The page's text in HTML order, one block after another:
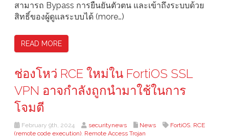
สามารถ Bypass การยืนยันตัวตน และเข้าถึงระบบด้วย
สิทธิ์ของผู้ดูแลระบบได้ (more…)
READ MORE
ช่องโหว่ RCE ใหม่ใน FortiOS SSL
VPN อาจกำลังถูกนำมาใช้ในการ
โจมตี
February 9th, 2024 securitynews News FortiOS, RCE
(remote code execution), Remote Access Trojan